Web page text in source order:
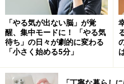
問題の「金縛り」は、ずばり
「やる気が出ない脳」が覚
醒、集中モードに！ 「やる気
待ち」の日々が劇的に変わる
「小さく始める5分」